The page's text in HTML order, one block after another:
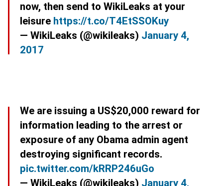
now, then send to WikiLeaks at your
leisure https://t.co/T4EtSSOKuy
— WikiLeaks (@wikileaks) January 4,
2017
We are issuing a US$20,000 reward for
information leading to the arrest or
exposure of any Obama admin agent
destroying significant records.
pic.twitter.com/kRRP246uGo
— WikiLeaks (@wikileaks) January 4,